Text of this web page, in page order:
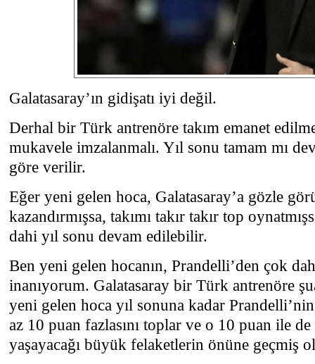
Galatasaray’ın gidişatı iyi değil.
Derhal bir Türk antrenöre takım emanet
mukavele imzalanmalı. Yıl sonu tamam mı
göre verilir.
Eğer yeni gelen hoca, Galatasaray’a gözle
kazandırmışsa, takımı takır takır top
dahi yıl sonu devam edilebilir.
Ben yeni gelen hocanın, Prandelli’den çok
inanıyorum. Galatasaray bir Türk antrenöre
yeni gelen hoca yıl sonuna kadar
az 10 puan fazlasını toplar ve o 10 puan ile
yaşayacağı büyük felaketlerin önüne geçmiş